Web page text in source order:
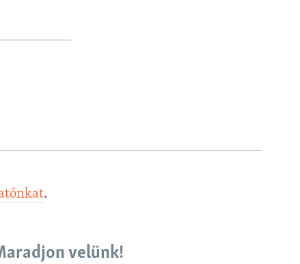
.
velünk!